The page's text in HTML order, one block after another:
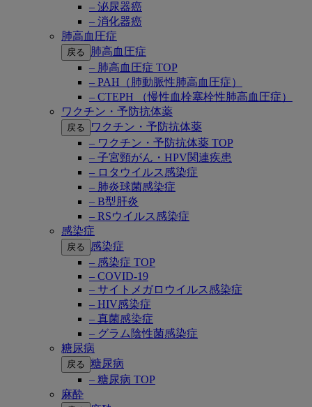
– 泌尿器癌
– 消化器癌
肺高血圧症
戻る
肺高血圧症
– 肺高血圧症 TOP
– PAH（肺動脈性肺高血圧症）
– CTEPH （慢性血栓塞栓性肺高血圧症）
ワクチン・予防抗体薬
戻る
ワクチン・予防抗体薬
– ワクチン・予防抗体薬 TOP
– 子宮頸がん・HPV関連疾患
– ロタウイルス感染症
– 肺炎球菌感染症
– B型肝炎
– RSウイルス感染症
感染症
戻る
感染症
– 感染症 TOP
– COVID-19
– サイトメガロウイルス感染症
– HIV感染症
– 真菌感染症
– グラム陰性菌感染症
糖尿病
戻る 糖尿病
– 糖尿病 TOP
麻酔